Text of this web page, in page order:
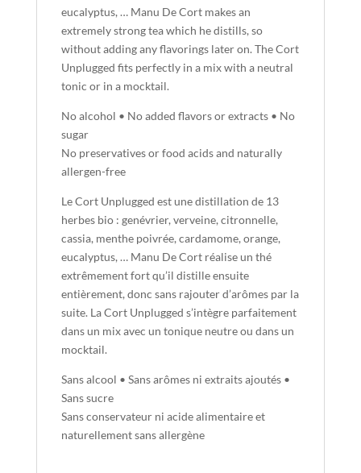
eucalyptus, … Manu De Cort makes an
extremely strong tea which he distills, so
without adding any flavorings later on. The Cort
Unplugged fits perfectly in a mix with a neutral
tonic or in a mocktail.
No alcohol • No added flavors or extracts • No
sugar
No preservatives or food acids and naturally
allergen-free
Le Cort Unplugged est une distillation de 13
herbes bio : genévrier, verveine, citronnelle,
cassia, menthe poivrée, cardamome, orange,
eucalyptus, … Manu De Cort réalise un thé
extrêmement fort qu’il distille ensuite
entièrement, donc sans rajouter d’arômes par la
suite. La Cort Unplugged s’intègre parfaitement
dans un mix avec un tonique neutre ou dans un
mocktail.
Sans alcool • Sans arômes ni extraits ajoutés •
Sans sucre
Sans conservateur ni acide alimentaire et
naturellement sans allergène